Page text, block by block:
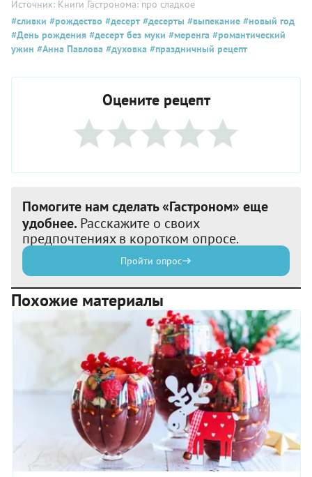
Источник: Книги Гастронома: про сладкое
#сливки #рождество #десерт #десерты #выпекание #новый год
#День рождения #десерт без муки #меренга #романтический
ужин #Анна Павлова #духовка #праздничный рецепт
Оцените рецепт
Помогите нам сделать «Гастроном» еще
удобнее. Расскажите о своих
предпочтениях в коротком опросе.
Пройти опрос
Похожие материалы